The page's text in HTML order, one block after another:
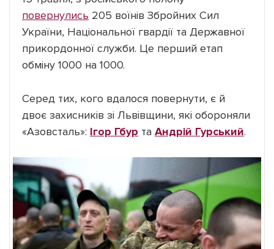
повернулись 205 воїнів Збройних Сил
України, Національної гвардії та Державної
прикордонної служби. Це перший етап
обміну 1000 на 1000.
Серед тих, кого вдалося повернути, є й
двоє захисників зі Львівщини, які обороняли
«Азовсталь»: Ігор Гбур та Андрій Гурський.